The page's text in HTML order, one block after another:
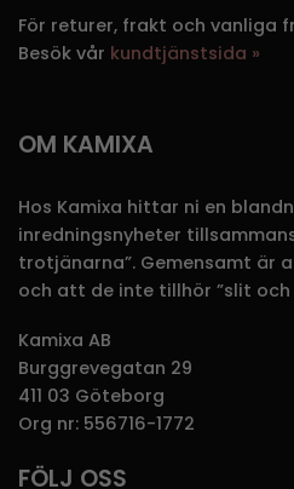
För returer, frakt och vanliga
Besök vår kundtjänstsida »
OM KAMIXA
Hos Kamixa hittar ni en
inredningsnyheter
trotjänarna”. Gemensamt är
och att de inte tillhör ”slit
Kamixa AB
Burggrevegatan 29
411 03 Göteborg
Org nr: 556716-1772
FÖLJ OSS